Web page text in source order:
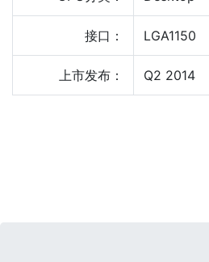
接口： LGA1150
上市发布： Q2 2014